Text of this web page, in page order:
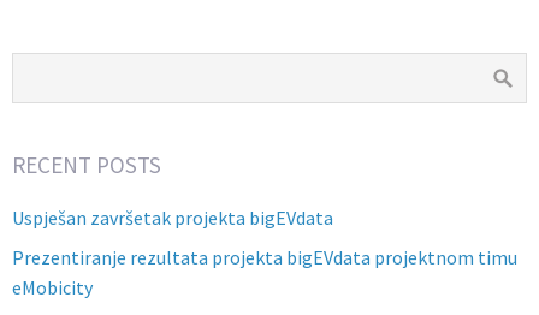
RECENT POSTS
Uspješan završetak projekta bigEVdata
Prezentiranje rezultata projekta bigEVdata projektnom timu
eMobicity